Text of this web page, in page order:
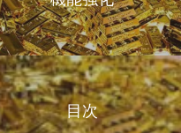
目次